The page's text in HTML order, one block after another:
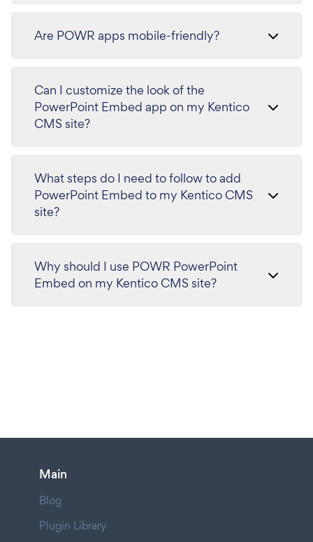
Are POWR apps mobile-friendly?
Can I customize the look of the
PowerPoint Embed app on my Kentico
CMS site?
What steps do I need to follow to add
PowerPoint Embed to my Kentico CMS
site?
Why should I use POWR PowerPoint
Embed on my Kentico CMS site?
Main
Blog
Plugin Library